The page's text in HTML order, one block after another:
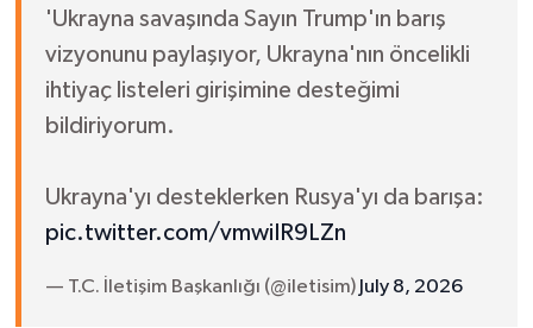
'Ukrayna savaşında Sayın Trump'ın barış
vizyonunu paylaşıyor, Ukrayna'nın öncelikli
ihtiyaç listeleri girişimine desteğimi
bildiriyorum.
Ukrayna'yı desteklerken Rusya'yı da barışa:
pic.twitter.com/vmwiIR9LZn
— T.C. İletişim Başkanlığı (@iletisim) July 8, 2026